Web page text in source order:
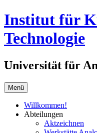
Springe
zum
Inhalt
Institut für
Technologie
Universität für
Menü
Willkommen!
Abteilungen
Aktzeichnen